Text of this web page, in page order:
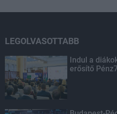
LEGOLVASOTTABB
Indul a
erősítő